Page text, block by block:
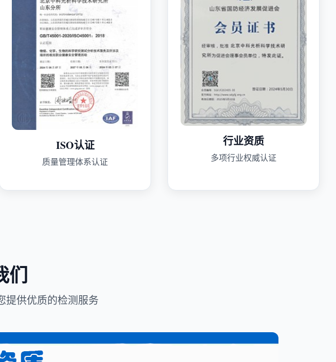
ISO认证
质量管理体系认证
行业资质
多项行业权威认证
们
提供优质的检测服务